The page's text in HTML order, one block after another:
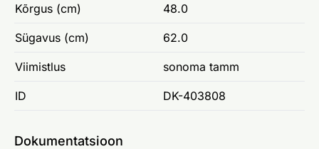
Kõrgus (cm) 48.0
Sügavus (cm) 62.0
Viimistlus sonoma tamm
ID DK-403808
Dokumentatsioon